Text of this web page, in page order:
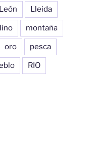
León Lleida
montaña
oro pesca
RIO